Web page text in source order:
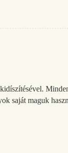
saját maguk